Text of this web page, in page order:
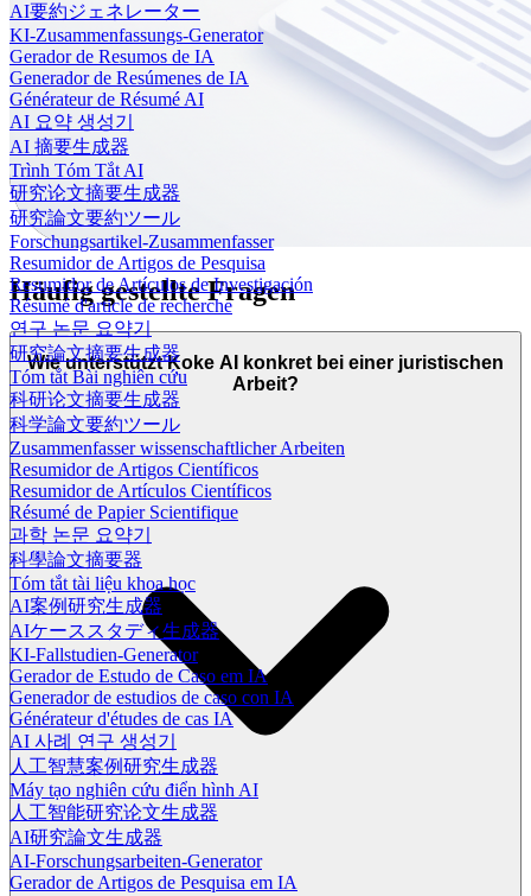
AI要約ジェネレーター
KI-Zusammenfassungs-Generator
Gerador de Resumos de IA
Generador de Resúmenes de IA
Générateur de Résumé AI
AI 요약 생성기
AI 摘要生成器
Trình Tóm Tắt AI
研究论文摘要生成器
研究論文要約ツール
Forschungsartikel-Zusammenfasser
Resumidor de Artigos de Pesquisa
Resumidor de Artículos de Investigación
Résumé d'article de recherche
연구 논문 요약기
研究論文摘要生成器
Tóm tắt Bài nghiên cứu
科研论文摘要生成器
科学論文要約ツール
Zusammenfasser wissenschaftlicher Arbeiten
Resumidor de Artigos Científicos
Resumidor de Artículos Científicos
Résumé de Papier Scientifique
과학 논문 요약기
科學論文摘要器
Tóm tắt tài liệu khoa học
AI案例研究生成器
AIケーススタディ生成器
KI-Fallstudien-Generator
Gerador de Estudo de Caso em IA
Generador de estudios de caso con IA
Générateur d'études de cas IA
AI 사례 연구 생성기
人工智慧案例研究生成器
Máy tạo nghiên cứu điển hình AI
人工智能研究论文生成器
AI研究論文生成器
AI-Forschungsarbeiten-Generator
Gerador de Artigos de Pesquisa em IA
Häufig gestellte Fragen
Wie unterstützt Koke AI konkret bei einer juristischen
Arbeit?